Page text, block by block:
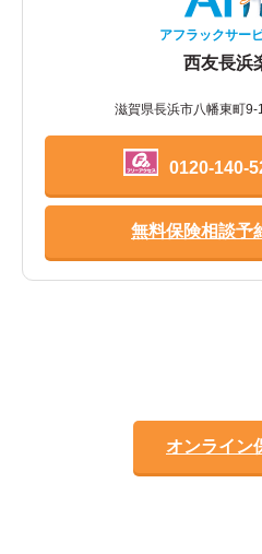
アフラックサー
西友長浜
滋賀県長浜市八幡東町
0120-140-
無料保険相談予
オンライン